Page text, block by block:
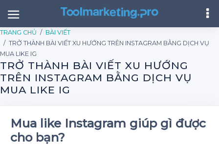
TRANG CHỦ
BÀI VIẾT
TRỞ THÀNH BÀI VIẾT XU HƯỚNG TRÊN INSTAGRAM BẰNG DỊCH VỤ
MUA LIKE IG
TRỞ THÀNH BÀI VIẾT XU HƯỚNG
TRÊN INSTAGRAM BẰNG DỊCH VỤ
MUA LIKE IG
Mua like Instagram giúp gì được
cho bạn?